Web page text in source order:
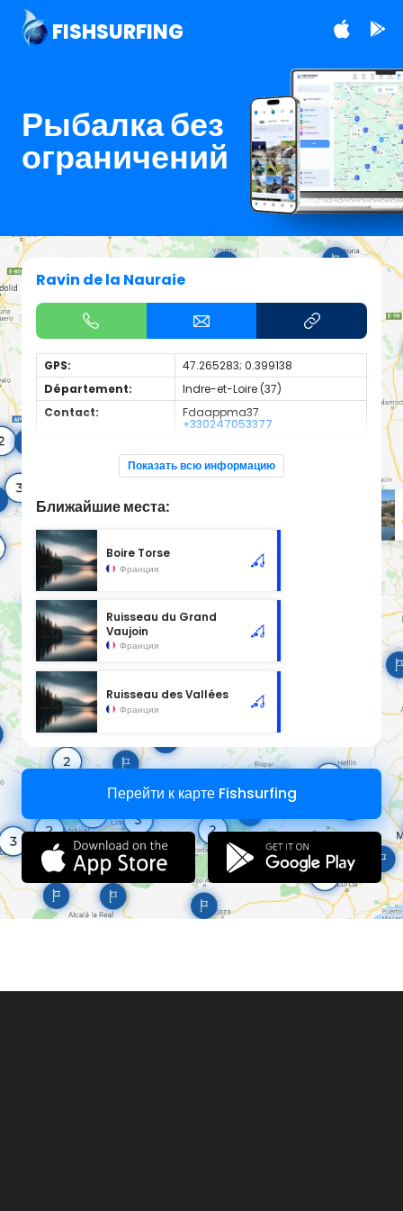
FISHSURFING
Рыбалка без
ограничений
Ravin de la Nauraie
GPS:
47.265283; 0.399138
Département:
Indre-et-Loire (37)
Contact:
Fdaappma37
+330247053377
blanc
Cours d'eau d'une longueur de 0.83 km classé en 2ème
Показать всю информацию
Ближайшие места:
Boire Torse
Франция
Ruisseau du Grand
Vaujoin
Франция
Ruisseau des Vallées
Франция
Перейти к карте Fishsurfing